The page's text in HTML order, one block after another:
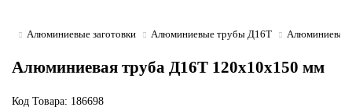
Алюминиевые заготовки Алюминиевые трубы Д16Т Алюминиевая
Алюминиевая труба Д16Т 120х10х150 мм
Код Товара: 186698